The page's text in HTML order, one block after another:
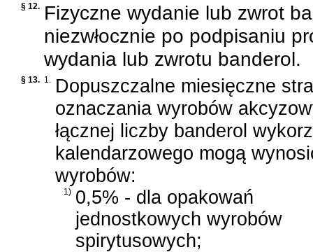
§ 12. Fizyczne wydanie lub zwrot
niezwłocznie po podpisaniu
wydania lub zwrotu banderol.
§ 13. 1.
Dopuszczalne miesięczne
oznaczania wyrobów
łącznej liczby banderol
kalendarzowego mogą
wyrobów:
1) 0,5% - dla opakowań
jednostkowych wyrobów
spirytusowych;